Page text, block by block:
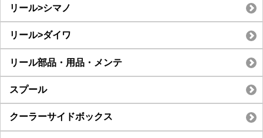
リール>シマノ
リール>ダイワ
リール部品・用品・メンテ
スプール
クーラーサイドボックス